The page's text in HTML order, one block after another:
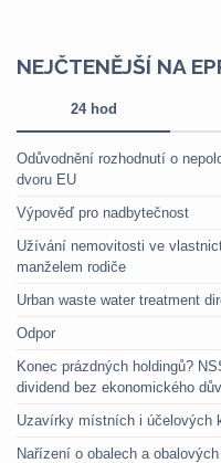
NEJČTENĚJŠÍ NA
24 hod
Odůvodnění rozhodnutí o
dvoru EU
Výpověď pro nadbytečnost
Užívání nemovitosti ve
manželem rodiče
Urban waste water treatment
Odpor
Konec prázdných holdingů?
dividend bez ekonomického
Uzavírky místních i účelových
Nařízení o obalech a